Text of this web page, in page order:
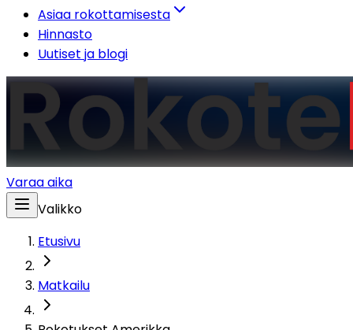
Asiaa rokottamisesta
Hinnasto
Uutiset ja blogi
Varaa aika
Valikko
Etusivu
Matkailu